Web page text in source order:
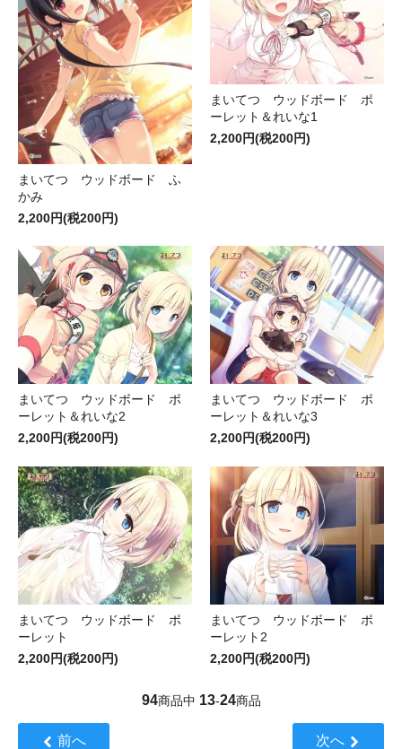
まいてつ ウッドボード ふ
かみ
2,200円(税200円)
まいてつ ウッドボード ポ
ーレット＆れいな1
2,200円(税200円)
まいてつ ウッドボード ポ
ーレット＆れいな2
2,200円(税200円)
まいてつ ウッドボード ポ
ーレット＆れいな3
2,200円(税200円)
まいてつ ウッドボード ポ
ーレット
2,200円(税200円)
まいてつ ウッドボード ポ
ーレット2
2,200円(税200円)
94商品中 13-24商品
前へ 次へ